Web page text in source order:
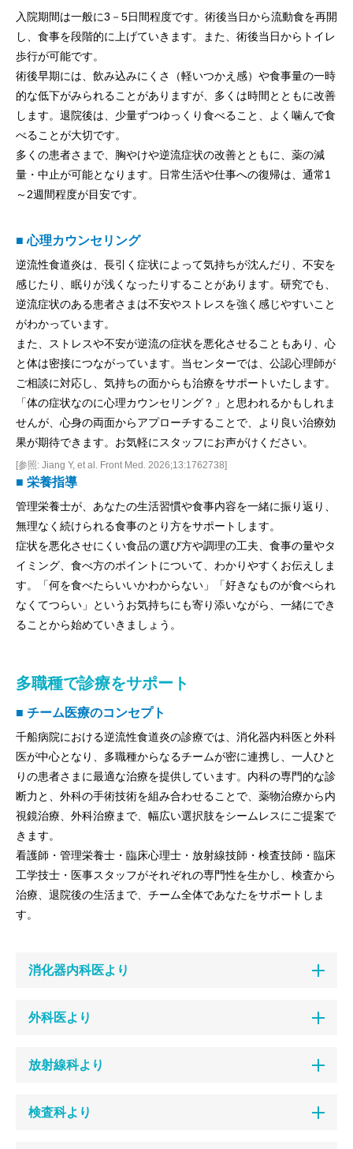
入院期間は一般に3－5日間程度です。術後当日から流動食を再開
し、食事を段階的に上げていきます。また、術後当日からトイレ
歩行が可能です。
術後早期には、飲み込みにくさ（軽いつかえ感）や食事量の一時
的な低下がみられることがありますが、多くは時間とともに改善
します。退院後は、少量ずつゆっくり食べること、よく噛んで食
べることが大切です。
多くの患者さまで、胸やけや逆流症状の改善とともに、薬の減
量・中止が可能となります。日常生活や仕事への復帰は、通常1
～2週間程度が目安です。
■ 心理カウンセリング
逆流性食道炎は、長引く症状によって気持ちが沈んだり、不安を
感じたり、眠りが浅くなったりすることがあります。研究でも、
逆流症状のある患者さまは不安やストレスを強く感じやすいこと
がわかっています。
また、ストレスや不安が逆流の症状を悪化させることもあり、心
と体は密接につながっています。当センターでは、公認心理師が
ご相談に対応し、気持ちの面からも治療をサポートいたします。
「体の症状なのに心理カウンセリング？」と思われるかもしれま
せんが、心身の両面からアプローチすることで、より良い治療効
果が期待できます。お気軽にスタッフにお声がけください。
[参照: Jiang Y, et al. Front Med. 2026;13:1762738]
■ 栄養指導
管理栄養士が、あなたの生活習慣や食事内容を一緒に振り返り、
無理なく続けられる食事のとり方をサポートします。
症状を悪化させにくい食品の選び方や調理の工夫、食事の量やタ
イミング、食べ方のポイントについて、わかりやすくお伝えしま
す。「何を食べたらいいかわからない」「好きなものが食べられ
なくてつらい」というお気持ちにも寄り添いながら、一緒にでき
ることから始めていきましょう。
多職種で診療をサポート
■ チーム医療のコンセプト
千船病院における逆流性食道炎の診療では、消化器内科医と外科
医が中心となり、多職種からなるチームが密に連携し、一人ひと
りの患者さまに最適な治療を提供しています。内科の専門的な診
断力と、外科の手術技術を組み合わせることで、薬物治療から内
視鏡治療、外科治療まで、幅広い選択肢をシームレスにご提案で
きます。
看護師・管理栄養士・臨床心理士・放射線技師・検査技師・臨床
工学技士・医事スタッフがそれぞれの専門性を生かし、検査から
治療、退院後の生活まで、チーム全体であなたをサポートしま
す。
消化器内科医より
外科医より
放射線科より
検査科より